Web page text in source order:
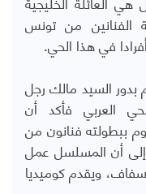
الفنانين من تونس
في هذا الحي.
بدور السيد مالك رجل
العربي فأكد أن
ببطولته فنانون من
إلى أن المسلسل عمل
ويقدم كوميديا